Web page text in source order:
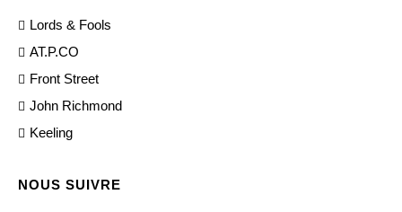
Lords & Fools
AT.P.CO
Front Street
John Richmond
Keeling
NOUS SUIVRE